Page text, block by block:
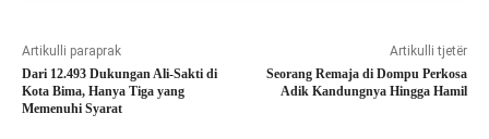
Artikulli paraprak
Dari 12.493 Dukungan Ali-Sakti di
Kota Bima, Hanya Tiga yang
Memenuhi Syarat
Artikulli tjetër
Seorang Remaja di Dompu Perkosa
Adik Kandungnya Hingga Hamil